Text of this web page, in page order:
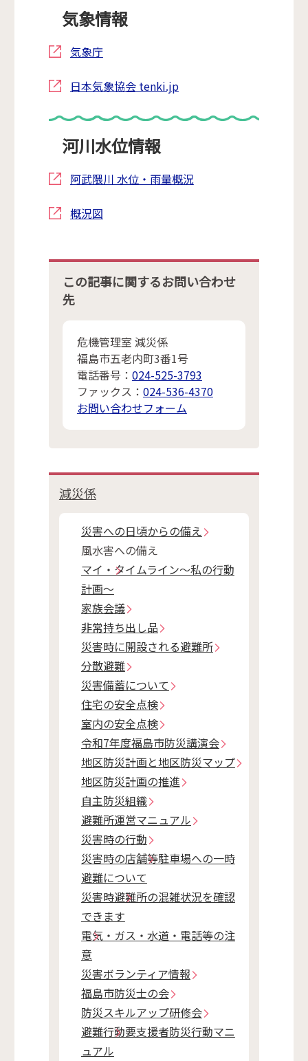
気象情報
気象庁
日本気象協会 tenki.jp
河川水位情報
阿武隈川 水位・雨量概況
概況図
この記事に関するお問い合わせ
先
危機管理室 減災係
福島市五老内町3番1号
電話番号： 024-525-3793
ファックス： 024-536-4370
お問い合わせフォーム
減災係
災害への日頃からの備え
風水害への備え
マイ・タイムライン～私の行動
計画～
家族会議
非常持ち出し品
災害時に開設される避難所
分散避難
災害備蓄について
住宅の安全点検
室内の安全点検
令和7年度福島市防災講演会
地区防災計画と地区防災マップ
地区防災計画の推進
自主防災組織
避難所運営マニュアル
災害時の行動
災害時の店舗等駐車場への一時
避難について
災害時避難所の混雑状況を確認
できます
電気・ガス・水道・電話等の注
意
災害ボランティア情報
福島市防災士の会
防災スキルアップ研修会
避難行動要支援者防災行動マニ
ュアル